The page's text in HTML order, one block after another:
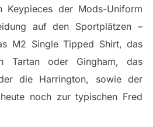
Keypieces der Mods-Uniform
auf den Sportplätzen –
M2 Single Tipped Shirt, das
Tartan oder Gingham, das
die Harrington, sowie der
noch zur typischen Fred